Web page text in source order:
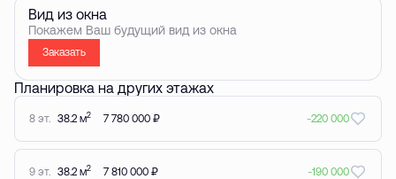
Вид из окна
Покажем Ваш будущий вид из окна
Заказать
Планировка на других этажах
8 эт. 38.2 м2 7 780 000 ₽ -220 000
9 эт. 38.2 м2 7 810 000 ₽ -190 000